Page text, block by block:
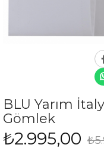
BLU Yarım
Gömlek
₺2.995,00